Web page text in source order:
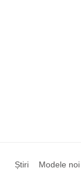
Știri Modele noi